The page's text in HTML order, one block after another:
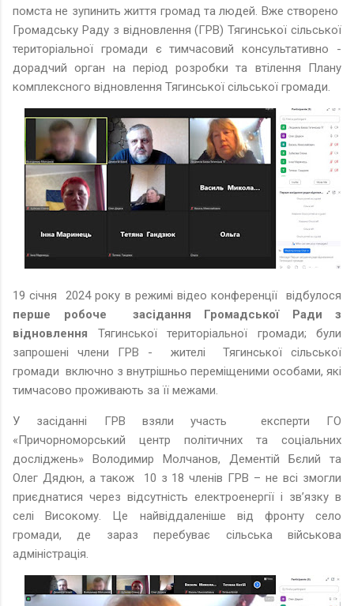
помста не зупинить життя громад та людей. Вже створено
Громадську Раду з відновлення (ГРВ) Тягинської сільської
територіальної громади є тимчасовий консультативно -
дорадчий орган на період розробки та втілення Плану
комплексного відновлення Тягинської сільської громади.
19 січня 2024 року в режимі відео конференції відбулося
перше робоче засідання Громадської Ради з
відновлення Тягинської територіальної громади; були
запрошені члени ГРВ - жителі Тягинської сільської
громади включно з внутрішньо переміщеними особами, які
тимчасово проживають за її межами.
У засіданні ГРВ взяли участь експерти ГО
«Причорноморський центр політичних та соціальних
досліджень» Володимир Молчанов, Дементій Бєлий та
Олег Дядюн, а також 10 з 18 членів ГРВ – не всі змогли
приєднатися через відсутність електроенергії і зв’язку в
селі Високому. Це найвіддаленіше від фронту село
громади, де зараз перебуває сільська військова
адміністрація.